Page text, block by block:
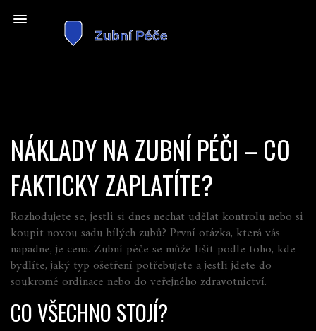
NÁKLADY NA ZUBNÍ PÉČI – CO
FAKTICKY ZAPLATÍTE?
Rozhodujete se, jestli si dnes nechat udělat kontrolu nebo si
koupit novou sadu bílých zubů? První otázka, která vás
napadne, je cena. Zubní péče se může lišit podle toho, kde
bydlíte, jaký typ ošetření potřebujete a jestli jdete do
soukromé ordinace nebo do veřejného zdravotnictví.
CO VŠECHNO STOJÍ?